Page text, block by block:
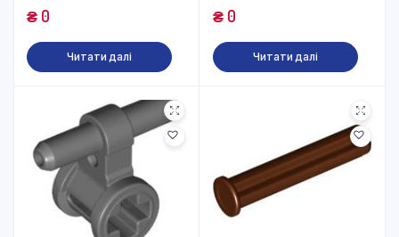
₴0
Читати далі
₴0
Читати далі